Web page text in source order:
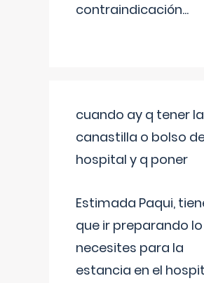
contraindicación...
cuando ay q tener la
canastilla o bolso
hospital y q poner
Estimada Paqui,
que ir preparando
necesites para la
estancia en el